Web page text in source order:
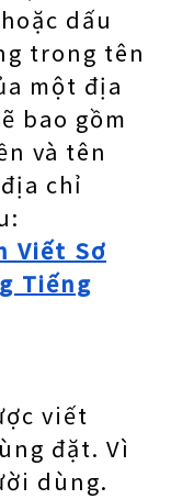
dấu
trong tên
một địa
bao gồm
và tên
chỉ
Viết Sơ
Tiếng
viết
đặt. Vì
dùng.